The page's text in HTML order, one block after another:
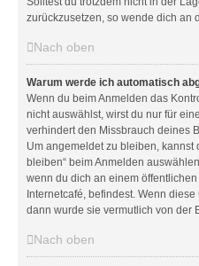
zurückzusetzen, so wende dich an
Nach oben
Warum werde ich automatisch
Wenn du beim Anmelden das
nicht auswählst, wirst du nur für
verhindert den Missbrauch deines
Um angemeldet zu bleiben, kannst
bleiben“ beim Anmelden
wenn du dich an einem
Internetcafé, befindest. Wenn
dann wurde sie vermutlich von der
Nach oben